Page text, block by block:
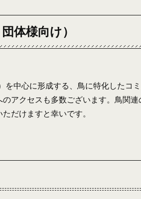
体様向け）
を中心に形成する、鳥に特化したコ
アクセスも多数ございます。鳥関
だけますと幸いです。